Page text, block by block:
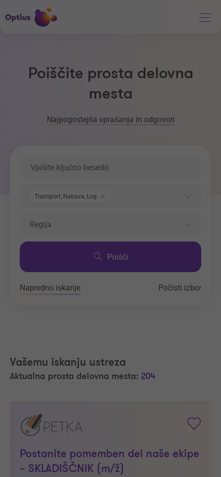
Poiščite prosta delovna
mesta
Najpogostejša vprašanja in odgovori
Transport, Nabava, Logistika
Regija
Poišči
Napredno iskanje Počisti izbor
Vašemu iskanju ustreza
Aktualna prosta delovna mesta: 204
Postanite pomemben del naše ekipe
– SKLADIŠČNIK (m/ž)